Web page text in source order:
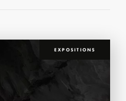
EXPOSITIONS